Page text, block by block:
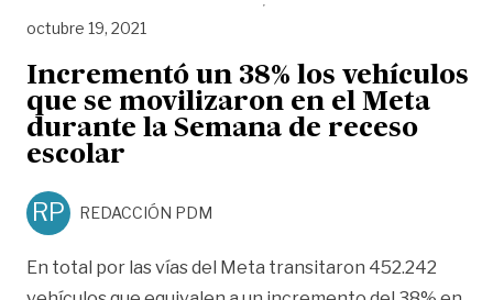
octubre 19, 2021
Incrementó un 38% los vehículos
que se movilizaron en el Meta
durante la Semana de receso
escolar
RP REDACCIÓN PDM
En total por las vías del Meta transitaron 452.242